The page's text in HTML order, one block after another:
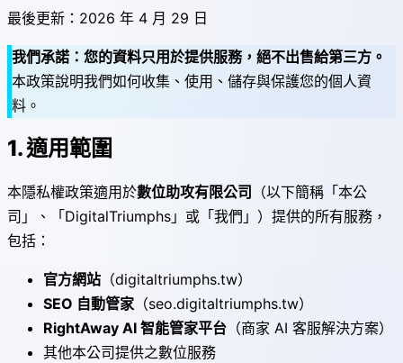
最後更新：2026 年 4 月 29 日
我們承諾：您的資料只用於提供服務，絕不出售給第三方。
本政策說明我們如何收集、使用、儲存與保護您的個人資
料。
1. 適用範圍
本隱私權政策適用於數位助攻有限公司
（以下簡稱「本公
司」、「DigitalTriumphs」或「我們」）提供的所有服務，
包括：
官方網站 （digitaltriumphs.tw）
SEO 自動管家 （seo.digitaltriumphs.tw）
RightAway AI 智能管家平台 （商家 AI 客服解決方案）
其他本公司提供之數位服務